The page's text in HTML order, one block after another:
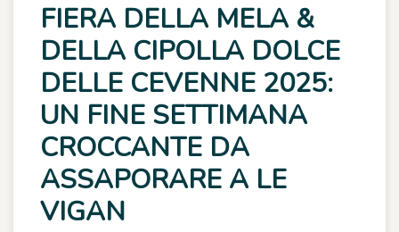
FIERA DELLA MELA &
DELLA CIPOLLA DOLCE
DELLE CEVENNE 2025:
UN FINE SETTIMANA
CROCCANTE DA
ASSAPORARE A LE
VIGAN